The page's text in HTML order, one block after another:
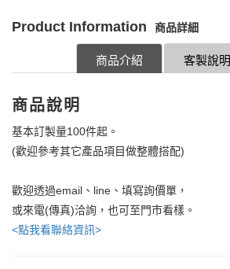
Product Information 商品詳細
客製說明
商品介紹
商品說明
基本訂製量100件起。
(歡迎參考其它產品項目做整體搭配)
歡迎透過email、line、填寫詢價單，
或來電(傳真)洽詢，也可至門市看樣。
<點我看聯絡資訊>